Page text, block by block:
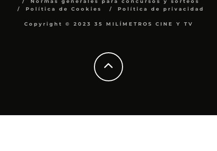
Política de Cookies
Política de privacidad
Copyright © 2023 35 MILÍMETROS CINE Y TV